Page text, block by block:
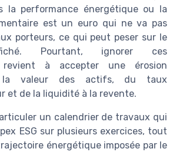
la performance énergétique ou la
est un euro qui ne va pas
porteurs, ce qui peut peser sur le
Pourtant, ignorer ces
revient à accepter une érosion
la valeur des actifs, du taux
et de la liquidité à la revente.
un calendrier de travaux qui
ESG sur plusieurs exercices, tout
énergétique imposée par le